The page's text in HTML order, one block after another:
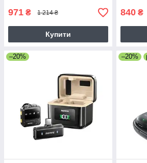
971 ₴ 1 214 ₴
Купити
840 ₴
–20% –20%